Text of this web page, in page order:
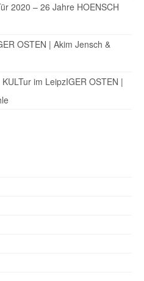
2020 – 26 Jahre HOENSCH
OSTEN | Akim Jensch &
KULTur im LeipzIGER OSTEN |